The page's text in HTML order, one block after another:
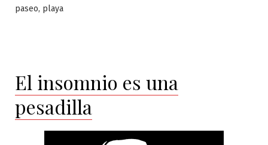
paseo, playa
El insomnio es una
pesadilla